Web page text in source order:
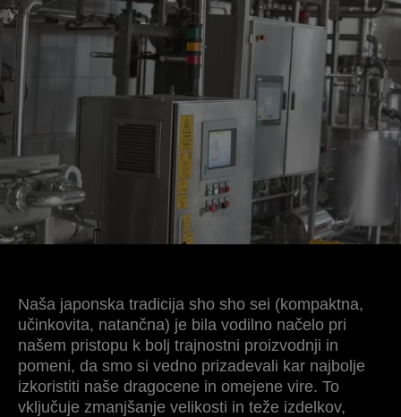
Naša japonska tradicija sho sho sei (kompaktna,
učinkovita, natančna) je bila vodilno načelo pri
našem pristopu k bolj trajnostni proizvodnji in
pomeni, da smo si vedno prizadevali kar najbolje
izkoristiti naše dragocene in omejene vire. To
vključuje zmanjšanje velikosti in teže izdelkov,